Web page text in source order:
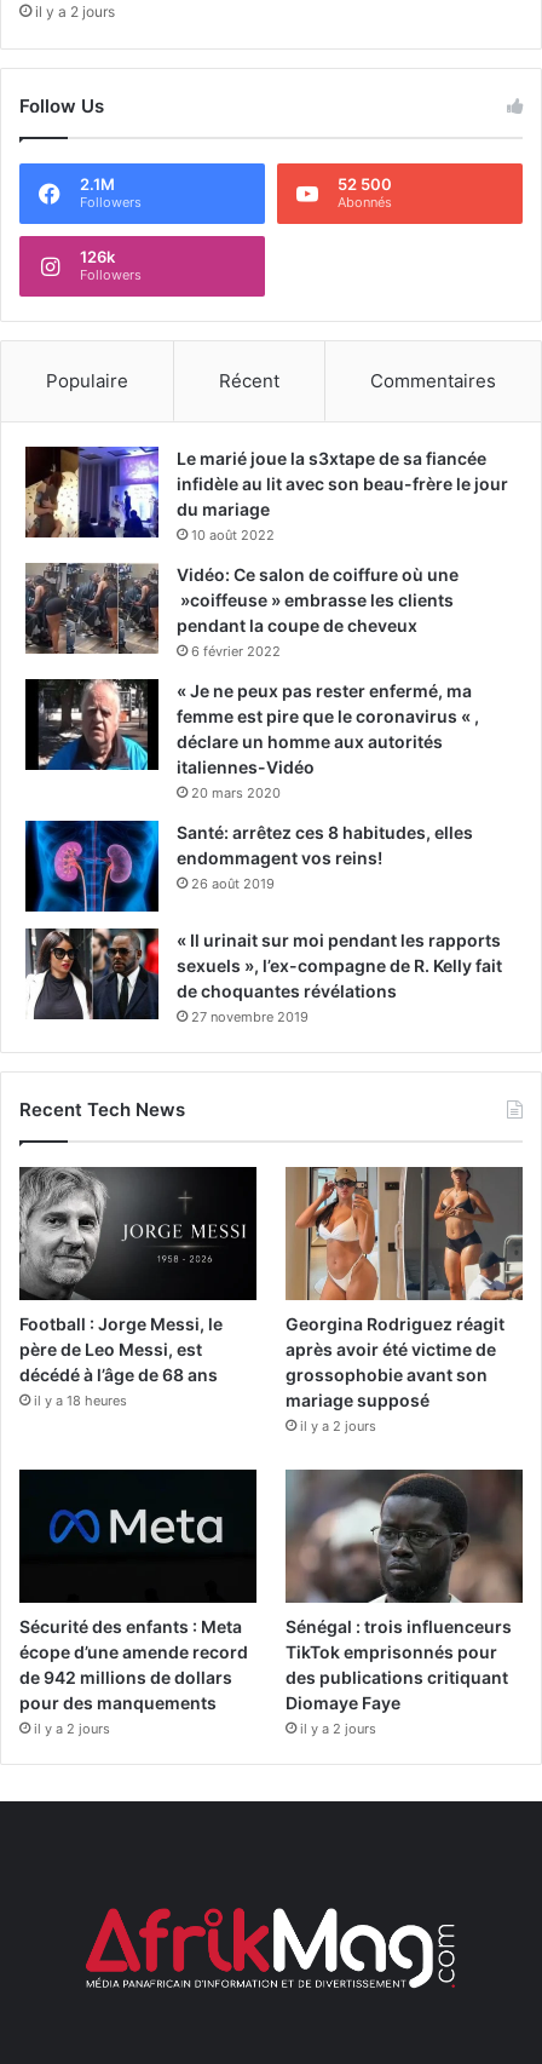
il y a 2 jours
Follow Us
2.1M
Followers
52 500
Abonnés
126k
Followers
Populaire Récent Commentaires
Le marié joue la s3xtape de sa fiancée
infidèle au lit avec son beau-frère le jour
du mariage
10 août 2022
Vidéo: Ce salon de coiffure où une
»coiffeuse » embrasse les clients
pendant la coupe de cheveux
6 février 2022
« Je ne peux pas rester enfermé, ma
femme est pire que le coronavirus « ,
déclare un homme aux autorités
italiennes-Vidéo
20 mars 2020
Santé: arrêtez ces 8 habitudes, elles
endommagent vos reins!
26 août 2019
« Il urinait sur moi pendant les rapports
sexuels », l’ex-compagne de R. Kelly fait
de choquantes révélations
27 novembre 2019
Recent Tech News
Football : Jorge Messi, le
père de Leo Messi, est
décédé à l’âge de 68 ans
il y a 18 heures
Georgina Rodriguez réagit
après avoir été victime de
grossophobie avant son
mariage supposé
il y a 2 jours
Sécurité des enfants : Meta
écope d’une amende record
de 942 millions de dollars
pour des manquements
il y a 2 jours
Sénégal : trois influenceurs
TikTok emprisonnés pour
des publications critiquant
Diomaye Faye
il y a 2 jours